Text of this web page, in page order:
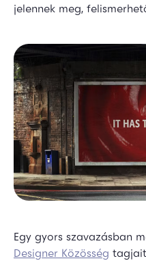
jelennek meg,
Egy gyors szavazásban
Designer Közösség